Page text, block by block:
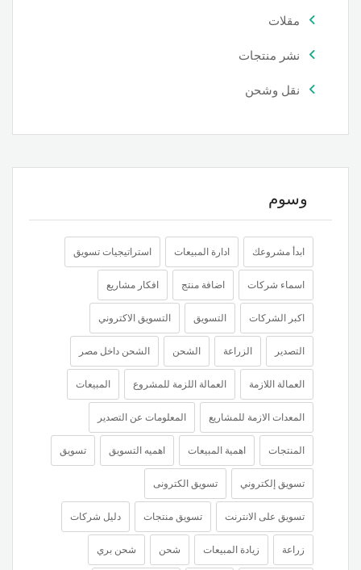
مقلات
نشر منتجات
نقل وشحن
وسوم
ابدأ مشروعك ادارة المبيعات استراتيجيات تسويق
اسماء شركات اضافة منتج افكار مشاريع
اكبر الشركات التسويق التسويق الاكتروني
التصدير الزراعة الشحن الشحن داخل مصر
العمالة اللازمة العمالة اللزمة للمشروع المبيعات
المعدات الازمة للمشاريع المعلومات عن التصدير
المنتجات اهمية المبيعات اهميه التسويق تسويق
تسويق إلكتروني تسويق الكترونى
تسويق على الانترنت تسويق منتجات دليل شركات
زراعة زيادة المبيعات شحن شحن بري